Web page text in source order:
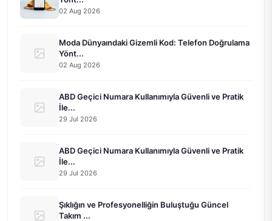
02 Aug 2026
Moda Dünyaındaki Gizemli Kod: Telefon Doğrulama
Yönt...
02 Aug 2026
ABD Geçici Numara Kullanımıyla Güvenli ve Pratik
İle...
29 Jul 2026
ABD Geçici Numara Kullanımıyla Güvenli ve Pratik
İle...
29 Jul 2026
Şıklığın ve Profesyonelliğin Buluştuğu Güncel
Takım ...